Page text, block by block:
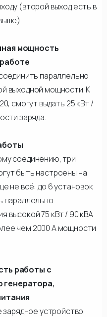
(второй выход есть в
мощность
параллельно
выходной мощности. К
смогут выдать 25 кВт /
заряда.
соединению, три
быть настроены на
не всё: до 6 установок
параллельно
высокой 75 кВт / 90 кВА
чем 2000 А мощности
работы с
устройство.